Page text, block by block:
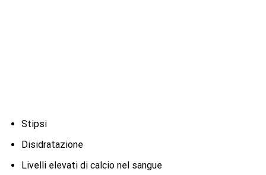
Stipsi
Disidratazione
Livelli elevati di calcio nel sangue